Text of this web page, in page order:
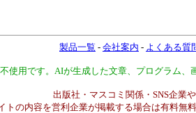
製品一覧 - 会社案内 - よくある質
使用です。AIが生成した文章、プログラム
出版社・マスコミ関係・SNS企業
トの内容を営利企業が掲載する場合は有料無